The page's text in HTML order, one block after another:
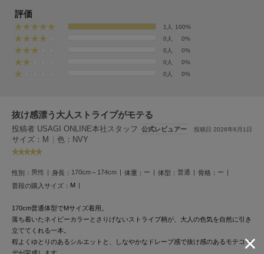
FURFUR
ファーファー
gelato pique
ジェラート ピケ
ジェラート ピケ キャットアンドドッグ
gelato pique Sleep
ジェラート ピケ スリープ
GRAMICCI
Henon.
へノン
評価
1人
100%
0人
0%
0人
0%
0人
0%
0人
0%
抜け感漂う大人ストライプがモテる
投稿者 USAGI ONLINE本社スタッフ 公式レビュアー 投稿日 2026年6月1日
サイズ：M | 色：NVY
性別： 男性 身長： 170cm～174cm 体重： ー 体型： 普通 骨格： ー
普段の購入サイズ： M
170cm普通体型でMサイズ着用。
落ち着いたネイビーカラーとさりげないストライプ柄が、大人の色気を自然に引き
立ててくれる一本。
程よくゆとりのあるシルエットと、しなやかなドレープ感で抜け感のあるモテコー
デが完成します。